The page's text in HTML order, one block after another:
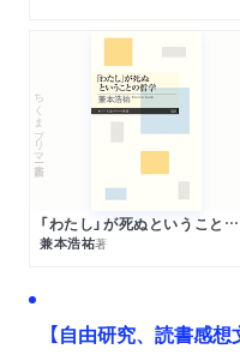
ちくまプリマー新書
「わたし」が死ぬということの哲学
兼本浩祐著
【自由研究、読書感